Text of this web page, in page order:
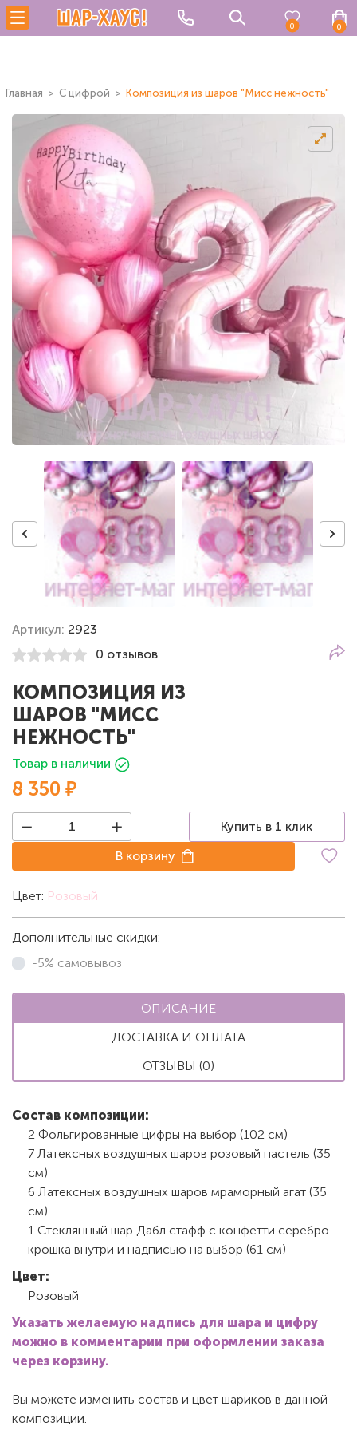
0 0
Главная C цифрой Композиция из шаров "Мисс нежность"
Артикул: 2923
0 отзывов
КОМПОЗИЦИЯ ИЗ
ШАРОВ "МИСС
НЕЖНОСТЬ"
Товар в наличии
8 350 ₽
Купить в 1 клик
В корзину
Цвет: Розовый
Дополнительные скидки:
-5% самовывоз
ОПИСАНИЕ
ДОСТАВКА И ОПЛАТА
ОТЗЫВЫ (0)
Состав композиции:
2 Фольгированные цифры на выбор (102 см)
7 Латексных воздушных шаров розовый пастель (35
см)
6 Латексных воздушных шаров мраморный агат (35
см)
1 Стеклянный шар Дабл стафф с конфетти серебро-
крошка внутри и надписью на выбор (61 см)
Цвет:
Розовый
Указать желаемую надпись для шара и цифру
можно в комментарии при оформлении заказа
через корзину.
Вы можете изменить состав и цвет шариков в данной
композиции.